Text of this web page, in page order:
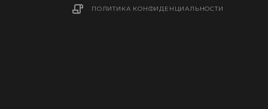
ПОЛИТИКА КОНФИДЕНЦИАЛЬНОСТИ